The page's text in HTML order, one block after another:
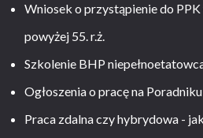
Wniosek o przystąpienie do
powyżej 55. r.ż.
Szkolenie BHP
Ogłoszenia o pracę na
Praca zdalna czy hybrydowa -